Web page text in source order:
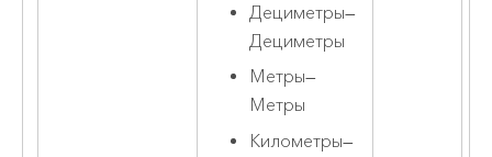
Дециметры—
Дециметры
Метры—
Метры
Километры—